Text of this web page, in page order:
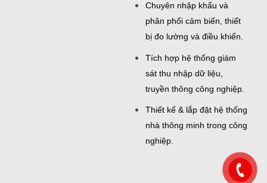
Chuyên nhập khẩu và
phân phối cảm biến, thiết
bị đo lường và điều khiển.
Tích hợp hệ thống giám
sát thu nhập dữ liệu,
truyền thông công nghiệp.
Thiết kế & lắp đặt hệ thống
nhà thông minh trong công
nghiệp.